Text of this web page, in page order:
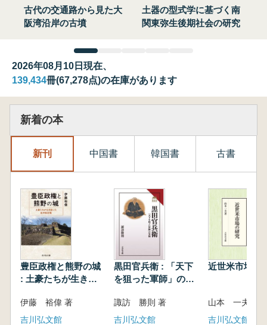
古代の交通路から見た大
阪湾沿岸の古墳
土器の型式学に基づく南
関東弥生後期社会の研究
2026年08月10日現在、
139,434冊(67,278点)の在庫があります
新着の本
新刊 中国書 韓国書 古書
豊臣政権と熊野の城
: 土豪たちが生き抜
伊藤 裕偉 著
吉川弘文館
黒田官兵衛 : 「天下
を狙った軍師」の実
諏訪 勝則 著
吉川弘文館
近世米市場の
山本 一夫
吉川弘文館